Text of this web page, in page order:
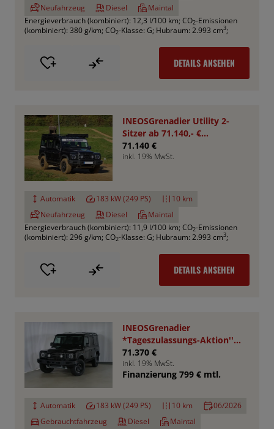
Neufahrzeug
Diesel
Maintal
Energieverbrauch (kombiniert): 12,3 l/100 km; CO2-Emissionen
(kombiniert): 380 g/km; CO2-Klasse: G; Hubraum: 2.993 cm3;
DETAILS ANSEHEN
INEOSGrenadier Utility 2-
Sitzer ab 71.140,- €
*Bestellfahrzeug*
71.140 €
inkl. 19% MwSt.
Automatik 183 kW (249 PS)
10 km
Neufahrzeug
Diesel
Maintal
Energieverbrauch (kombiniert): 11,9 l/100 km; CO2-Emissionen
(kombiniert): 296 g/km; CO2-Klasse: G; Hubraum: 2.993 cm3;
DETAILS ANSEHEN
INEOSGrenadier
*Tageszulassungs-Aktion''
UPE : 78.050,- €
71.370 €
inkl. 19% MwSt.
Finanzierung 799 € mtl.
Automatik 183 kW (249 PS) 10 km
06/2026
Gebrauchtfahrzeug
Diesel
Maintal